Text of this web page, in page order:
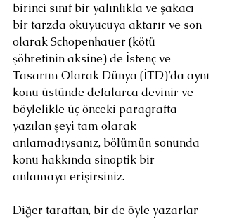
birinci sınıf bir yalınlıkla ve şakacı
bir tarzda okuyucuya aktarır ve son
olarak Schopenhauer (kötü
şöhretinin aksine) de İstenç ve
Tasarım Olarak Dünya (İTD)’da aynı
konu üstünde defalarca devinir ve
böylelikle üç önceki paragrafta
yazılan şeyi tam olarak
anlamadıysanız, bölümün sonunda
konu hakkında sinoptik bir
anlamaya erişirsiniz.
Diğer taraftan, bir de öyle yazarlar